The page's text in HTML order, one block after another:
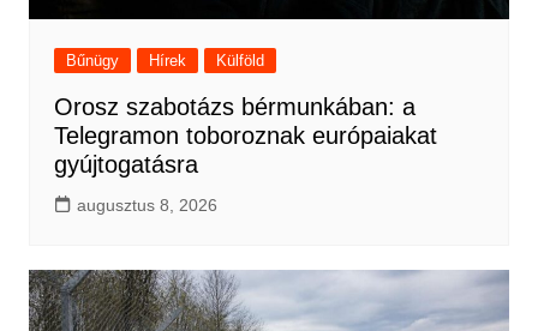
Bűnügy Hírek Külföld
Orosz szabotázs bérmunkában: a
Telegramon toboroznak európaiakat
gyújtogatásra
augusztus 8, 2026